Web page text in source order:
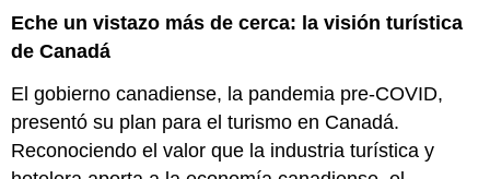
Eche un vistazo más de cerca: la visión turística
de Canadá
El gobierno canadiense, la pandemia pre-COVID,
presentó su plan para el turismo en Canadá.
Reconociendo el valor que la industria turística y